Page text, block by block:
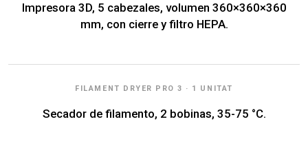
Impresora 3D, 5 cabezales, volumen 360×360×360
mm, con cierre y filtro HEPA.
FILAMENT DRYER PRO 3 · 1 UNITAT
Secador de filamento, 2 bobinas, 35-75 °C.